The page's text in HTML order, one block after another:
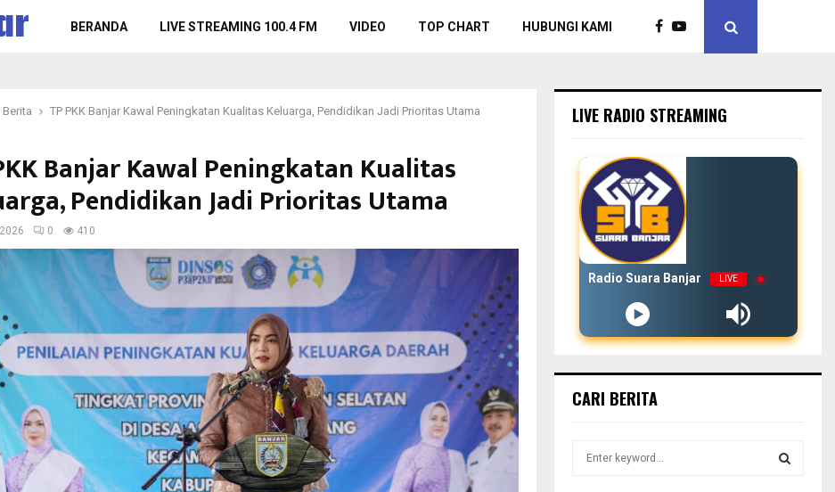
BERANDA LIVE STREAMING 100.4 FM VIDEO TOP CHART HUBUNGI KAMI
Berita TP PKK Banjar Kawal Peningkatan Kualitas Keluarga, Pendidikan Jadi Prioritas Utama
Banjar Kawal Peningkatan Kualitas
Pendidikan Jadi Prioritas Utama
0 410
LIVE RADIO STREAMING
Radio Suara Banjar LIVE
CARI BERITA